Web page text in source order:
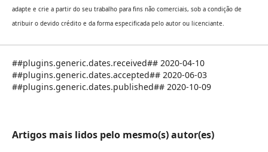
adapte e crie a partir do seu trabalho para fins não comerciais, sob a condição de
atribuir o devido crédito e da forma especificada pelo autor ou licenciante.
##plugins.generic.dates.received## 2020-04-10
##plugins.generic.dates.accepted## 2020-06-03
##plugins.generic.dates.published## 2020-10-09
Artigos mais lidos pelo mesmo(s) autor(es)